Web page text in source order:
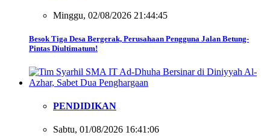
Minggu, 02/08/2026 21:44:45
Besok Tiga Desa Bergerak, Perusahaan Pengguna Jalan Betung-
Pintas Diultimatum!
PENDIDIKAN
Sabtu, 01/08/2026 16:41:06